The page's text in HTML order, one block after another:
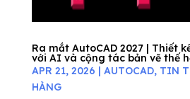
Ra mắt AutoCAD 2027 | Thiết
với AI và cộng tác bản vẽ thế
APR 21, 2026 | AUTOCAD, TIN
HÀNG